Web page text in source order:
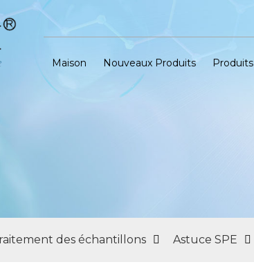
Maison Nouveaux Produits Produits
des échantillons Astuce SPE